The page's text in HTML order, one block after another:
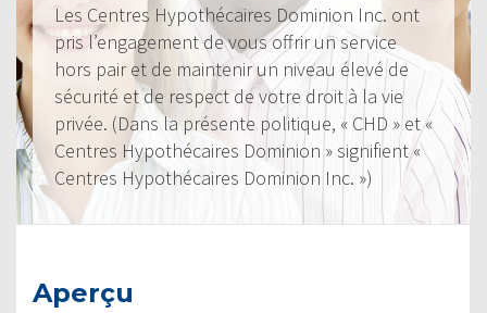
Les Centres Hypothécaires Dominion Inc. ont
pris l’engagement de vous offrir un service
hors pair et de maintenir un niveau élevé de
sécurité et de respect de votre droit à la vie
privée. (Dans la présente politique, « CHD » et «
Centres Hypothécaires Dominion » signifient «
Centres Hypothécaires Dominion Inc. »)
Aperçu